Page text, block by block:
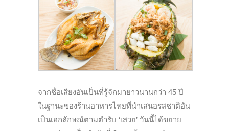
จากชื่อเสียงอันเป็นที่รู้จักมายาวนานกว่า 45 ปี
ในฐานะของร้านอาหารไทยที่นำเสนอรสชาติอัน
เป็นเอกลักษณ์ตามตำรับ ‘เสวย’ วันนี้ได้ขยาย